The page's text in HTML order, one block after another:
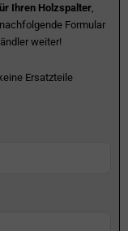
Ihren Holzspalter
Formular
weiter!
Ersatzteile